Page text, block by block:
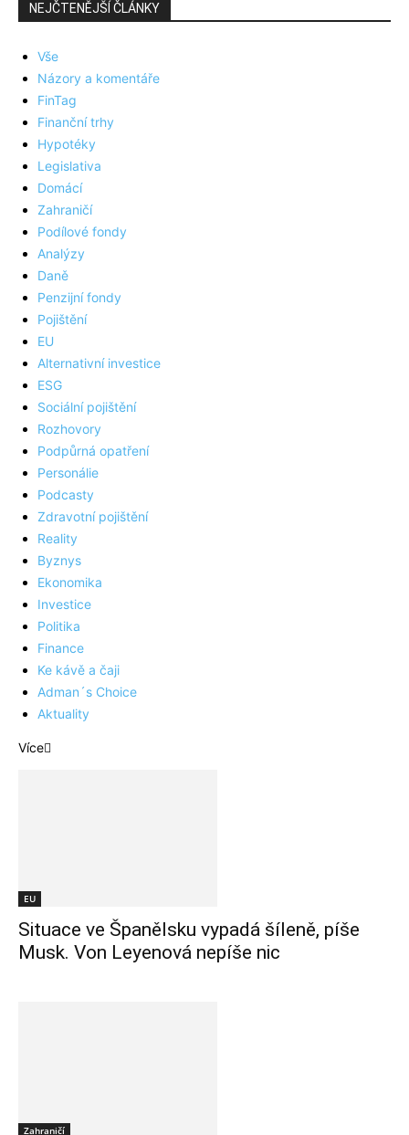
NEJČTENĚJŠÍ ČLÁNKY
Vše
Názory a komentáře
FinTag
Finanční trhy
Hypotéky
Legislativa
Domácí
Zahraničí
Podílové fondy
Analýzy
Daně
Penzijní fondy
Pojištění
EU
Alternativní investice
ESG
Sociální pojištění
Rozhovory
Podpůrná opatření
Personálie
Podcasty
Zdravotní pojištění
Reality
Byznys
Ekonomika
Investice
Politika
Finance
Ke kávě a čaji
Adman´s Choice
Aktuality
Více
EU
Situace ve Španělsku vypadá šíleně, píše
Musk. Von Leyenová nepíše nic
Zahraničí